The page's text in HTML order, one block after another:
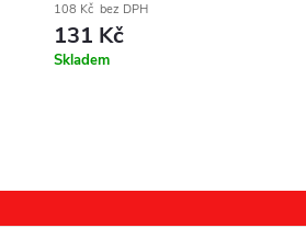
108 Kč bez DPH
131 Kč
Skladem